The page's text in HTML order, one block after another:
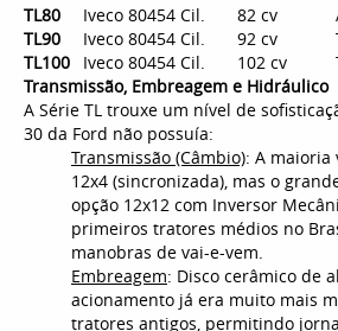
TL80
Iveco 80454 Cil. 82 cv
TL90
Iveco 80454 Cil. 92 cv
TL100
Iveco 80454 Cil. 102 cv
Transmissão, Embreagem e Hidráulico
A Série TL trouxe um nível de
30 da Ford não possuía:
Transmissão (Câmbio): A maioria
12x4 (sincronizada), mas o
opção 12x12 com Inversor
primeiros tratores médios no
manobras de vai-e-vem.
Embreagem: Disco cerâmico de
acionamento já era muito mais
tratores antigos, permitindo